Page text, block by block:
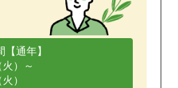
通年】
）～
）